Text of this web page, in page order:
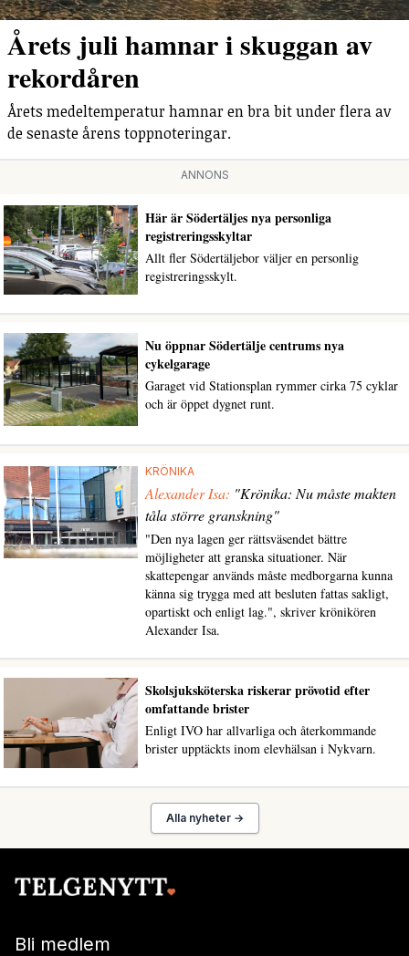
Årets juli hamnar i skuggan av
rekordåren
Årets medeltemperatur hamnar en bra bit under flera av
de senaste årens toppnoteringar.
ANNONS
Här är Södertäljes nya personliga
registreringsskyltar
Allt fler Södertäljebor väljer en personlig
registreringsskylt.
Nu öppnar Södertälje centrums nya
cykelgarage
Garaget vid Stationsplan rymmer cirka 75 cyklar
och är öppet dygnet runt.
KRÖNIKA
Alexander Isa: "Krönika: Nu måste makten
tåla större granskning"
"Den nya lagen ger rättsväsendet bättre
möjligheter att granska situationer. När
skattepengar används måste medborgarna kunna
känna sig trygga med att besluten fattas sakligt,
opartiskt och enligt lag.", skriver krönikören
Alexander Isa.
Skolsjuksköterska riskerar prövotid efter
omfattande brister
Enligt IVO har allvarliga och återkommande
brister upptäckts inom elevhälsan i Nykvarn.
Alla nyheter →
Bli medlem